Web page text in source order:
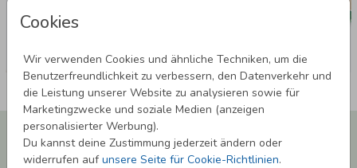
Cookies
Wir verwenden Cookies und ähnliche Techniken, um die
Benutzerfreundlichkeit zu verbessern, den Datenverkehr und
die Leistung unserer Website zu analysieren sowie für
Marketingzwecke und soziale Medien (anzeigen
personalisierter Werbung).
Du kannst deine Zustimmung jederzeit ändern oder
widerrufen aufunsere Seite für Cookie-Richtlinien.
Newsletter abonnieren und 5,00 € Rabatt**
sichern!